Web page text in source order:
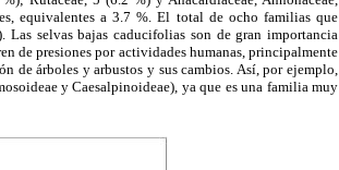
equivalentes a 3.7 %. El total de ocho familias que
Las selvas bajas caducifolias son de gran importancia
de presiones por actividades humanas, principalmente
de árboles y arbustos y sus cambios. Así, por ejemplo,
y Caesalpinoideae), ya que es una familia muy